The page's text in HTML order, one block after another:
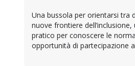
per orientarsi tra diritti consolidati e
dell’inclusione, uno strumento
conoscere le normative e cogliere
di partecipazione attiva